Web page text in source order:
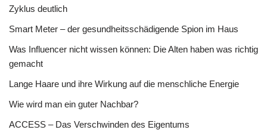
Zyklus deutlich
Smart Meter – der gesundheitsschädigende Spion im Haus
Was Influencer nicht wissen können: Die Alten haben was richtig
gemacht
Lange Haare und ihre Wirkung auf die menschliche Energie
Wie wird man ein guter Nachbar?
ACCESS – Das Verschwinden des Eigentums